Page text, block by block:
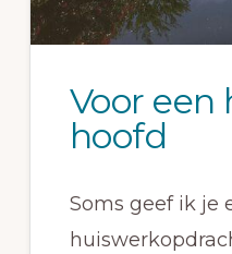
Voor een
hoofd
Soms geef ik je